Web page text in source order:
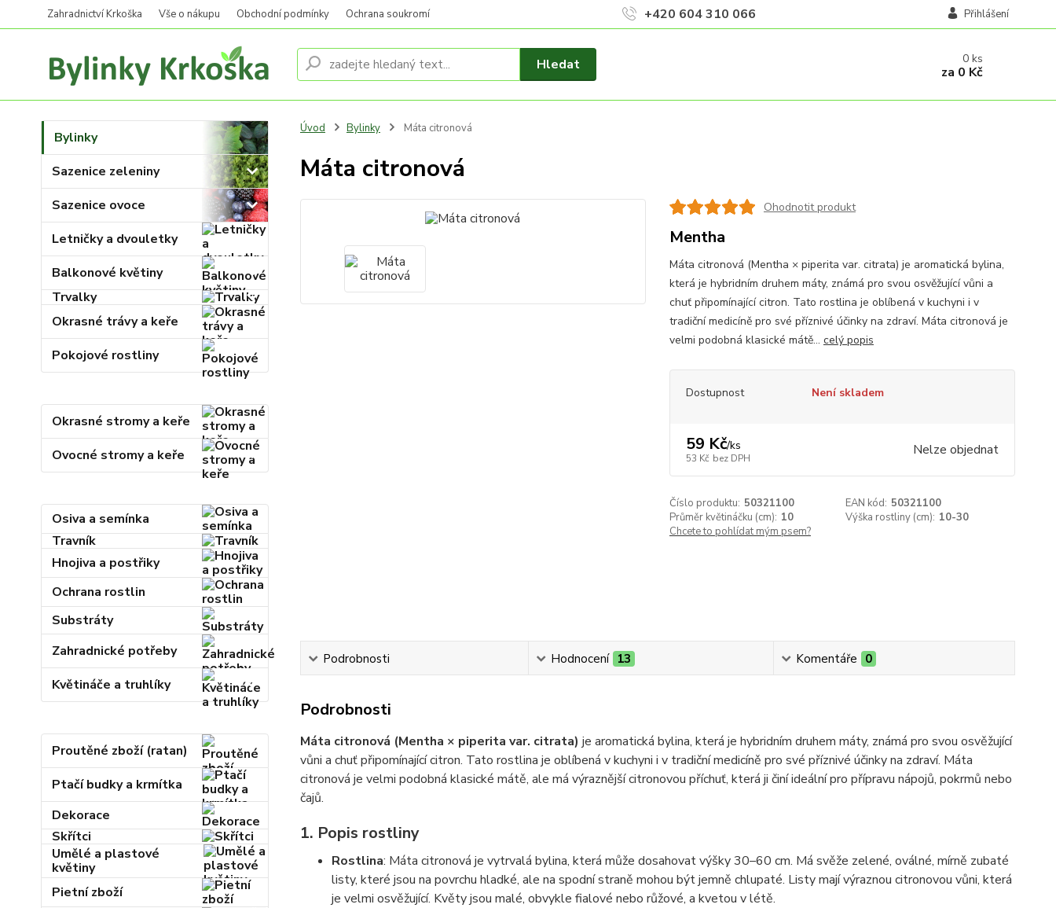
Zahradnictví Krkoška Vše o nákupu Obchodní podmínky Ochrana soukromí Přihlášení
Hledat
+420 604 310 066
0ks
za 0 Kč
Bylinky
Sazenice zeleniny
Sazenice ovoce
Letničky a dvouletky
Balkonové květiny
Trvalky
Okrasné trávy a keře
Pokojové rostliny
Okrasné stromy a keře
Ovocné stromy a keře
Osiva a semínka
Travník
Hnojiva a postřiky
Ochrana rostlin
Substráty
Zahradnické potřeby
Květináče a truhlíky
Proutěné zboží (ratan)
Ptačí budky a krmítka
Dekorace
Skřítci
Umělé a plastové
květiny
Pietní zboží
Úvod Bylinky Máta citronová
Máta citronová
Ohodnotit produkt
Mentha
Máta citronová (Mentha × piperita var. citrata) je aromatická bylina,
která je hybridním druhem máty, známá pro svou osvěžující vůni a
chuť připomínající citron. Tato rostlina je oblíbená v kuchyni i v
tradiční medicíně pro své příznivé účinky na zdraví. Máta citronová je
velmi podobná klasické mátě... celý popis
Dostupnost Není skladem
59 Kč/ks
53 Kč bez DPH Nelze objednat
Číslo produktu: 50321100 EAN kód: 50321100
Průměr květináčku (cm): 10 Výška rostliny (cm): 10-30
Chcete to pohlídat mým psem?
Podrobnosti Hodnocení 13 Komentáře 0
Podrobnosti
Máta citronová (Mentha × piperita var. citrata) je aromatická bylina, která je hybridním druhem máty, známá pro svou osvěžující
vůni a chuť připomínající citron. Tato rostlina je oblíbená v kuchyni i v tradiční medicíně pro své příznivé účinky na zdraví. Máta
citronová je velmi podobná klasické mátě, ale má výraznější citronovou příchuť, která ji činí ideální pro přípravu nápojů, pokrmů nebo
čajů.
1. Popis rostliny
Rostlina: Máta citronová je vytrvalá bylina, která může dosahovat výšky 30–60 cm. Má svěže zelené, oválné, mírně zubaté
listy, které jsou na povrchu hladké, ale na spodní straně mohou být jemně chlupaté. Listy mají výraznou citronovou vůni, která
je velmi osvěžující. Květy jsou malé, obvykle fialové nebo růžové, a kvetou v létě.